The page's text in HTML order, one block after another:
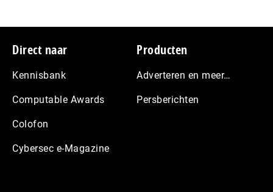
Footer
Direct naar
Kennisbank
Computable Awards
Colofon
Cybersec e-Magazine
Producten
Adverteren en meer…
Persberichten